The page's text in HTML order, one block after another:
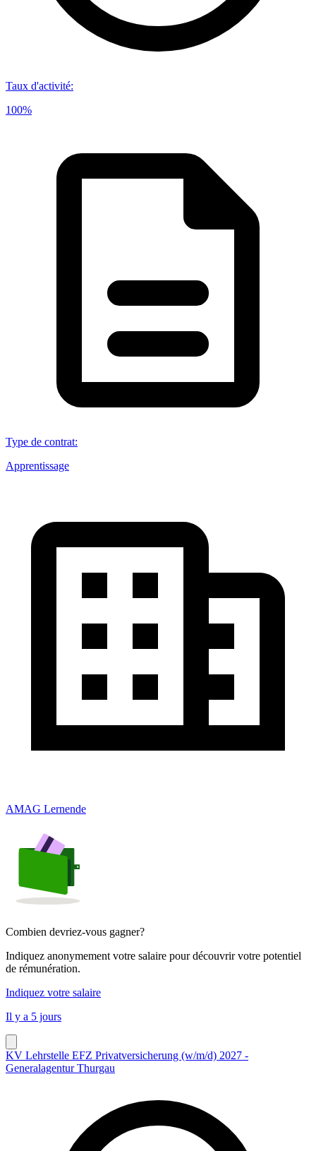
Taux d'activité:
100%
Type de contrat:
Apprentissage
AMAG Lernende
Combien devriez-vous gagner?
Indiquez anonymement votre salaire pour découvrir votre potentiel
de rémunération.
Indiquez votre salaire
Il y a 5 jours
KV Lehrstelle EFZ Privatversicherung (w/m/d) 2027 -
Generalagentur Thurgau